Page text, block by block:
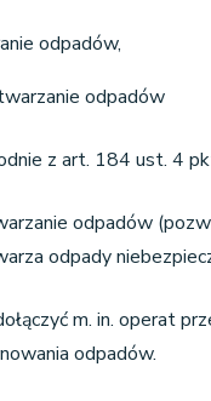
odpadów,
odpadów
z art. 184 ust. 4
odpadów
odpady
m. in. operat
odpadów.